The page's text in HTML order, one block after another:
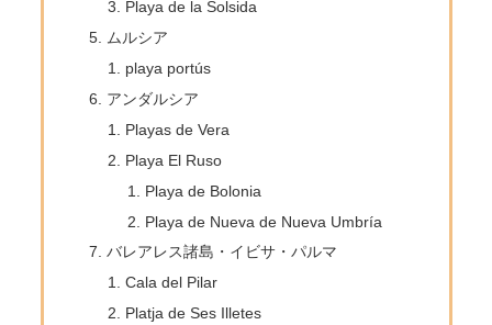
Playa de la Solsida
ムルシア
playa portús
アンダルシア
Playas de Vera
Playa El Ruso
Playa de Bolonia
Playa de Nueva de Nueva Umbría
バレアレス諸島・イビサ・パルマ
Cala del Pilar
Platja de Ses Illetes